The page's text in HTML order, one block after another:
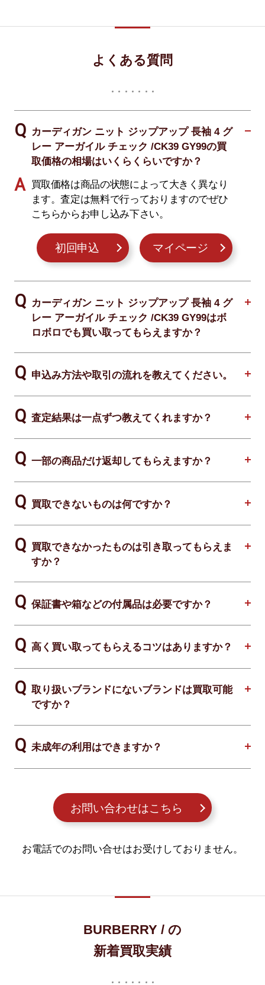
よくある質問
カーディガン ニット ジップアップ 長袖 4 グ
レー アーガイル チェック /CK39 GY99の買
取価格の相場はいくらくらいですか？
買取価格は商品の状態によって大きく異なり
ます。査定は無料で行っておりますのでぜひ
こちらからお申し込み下さい。
初回申込 マイページ
カーディガン ニット ジップアップ 長袖 4 グ
レー アーガイル チェック /CK39 GY99はボ
ロボロでも買い取ってもらえますか？
申込み方法や取引の流れを教えてください。
査定結果は一点ずつ教えてくれますか？
一部の商品だけ返却してもらえますか？
買取できないものは何ですか？
買取できなかったものは引き取ってもらえま
すか？
保証書や箱などの付属品は必要ですか？
高く買い取ってもらえるコツはありますか？
取り扱いブランドにないブランドは買取可能
ですか？
未成年の利用はできますか？
お問い合わせはこちら
お電話でのお問い合せはお受けしておりません。
BURBERRY / の
新着買取実績